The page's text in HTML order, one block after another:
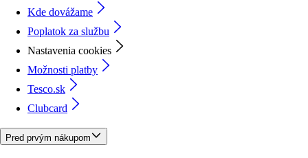
Kde dovážame
Poplatok za službu
Nastavenia cookies
Možnosti platby
Tesco.sk
Clubcard
Pred prvým nákupom